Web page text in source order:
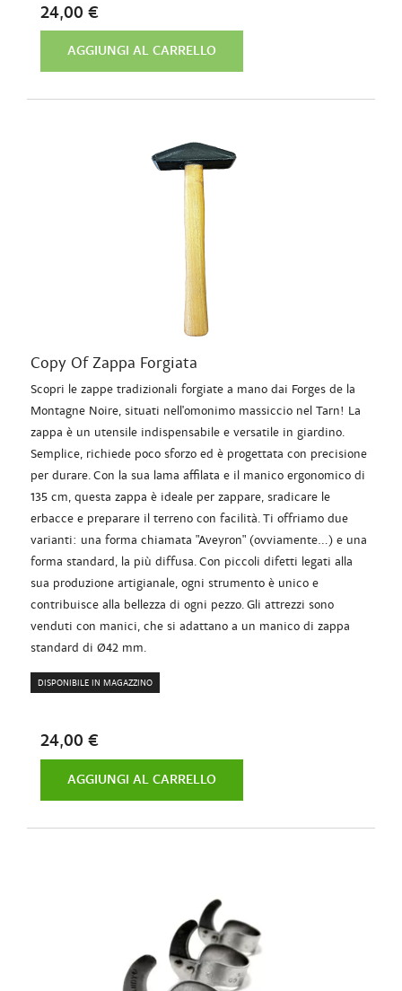
24,00 €
AGGIUNGI AL CARRELLO
Copy Of Zappa Forgiata
Scopri le zappe tradizionali forgiate a mano dai Forges de la
Montagne Noire, situati nell'omonimo massiccio nel Tarn! La
zappa è un utensile indispensabile e versatile in giardino.
Semplice, richiede poco sforzo ed è progettata con precisione
per durare. Con la sua lama affilata e il manico ergonomico di
135 cm, questa zappa è ideale per zappare, sradicare le
erbacce e preparare il terreno con facilità. Ti offriamo due
varianti: una forma chiamata "Aveyron" (ovviamente...) e una
forma standard, la più diffusa. Con piccoli difetti legati alla
sua produzione artigianale, ogni strumento è unico e
contribuisce alla bellezza di ogni pezzo. Gli attrezzi sono
venduti con manici, che si adattano a un manico di zappa
standard di Ø42 mm.
DISPONIBILE IN MAGAZZINO
24,00 €
AGGIUNGI AL CARRELLO